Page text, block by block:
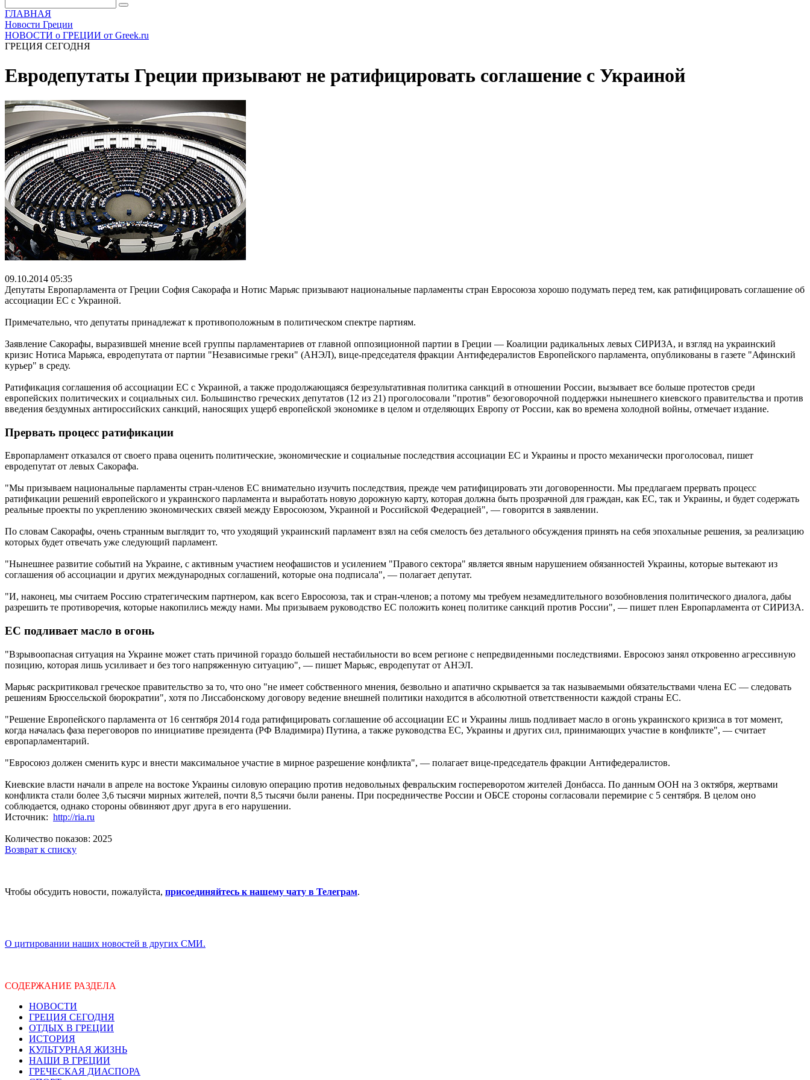
ГЛАВНАЯ
Новости Греции
НОВОСТИ о ГРЕЦИИ от Greek.ru
ГРЕЦИЯ СЕГОДНЯ
Евродепутаты Греции призывают не ратифицировать соглашение с Украиной
09.10.2014 05:35
Депутаты Европарламента от Греции София Сакорафа и Нотис Марьяс призывают национальные парламенты стран Евросоюза хорошо подумать перед тем, как ратифицировать соглашение об
ассоциации ЕС с Украиной.
Примечательно, что депутаты принадлежат к противоположным в политическом спектре партиям.
Заявление Сакорафы, выразившей мнение всей группы парламентариев от главной оппозиционной партии в Греции — Коалиции радикальных левых СИРИЗА, и взгляд на украинский
кризис Нотиса Марьяса, евродепутата от партии "Независимые греки" (АНЭЛ), вице-председателя фракции Антифедералистов Европейского парламента, опубликованы в газете "Афинский
курьер" в среду.
Ратификация соглашения об ассоциации ЕС с Украиной, а также продолжающаяся безрезультативная политика санкций в отношении России, вызывает все больше протестов среди
европейских политических и социальных сил. Большинство греческих депутатов (12 из 21) проголосовали "против" безоговорочной поддержки нынешнего киевского правительства и против
введения бездумных антироссийских санкций, наносящих ущерб европейской экономике в целом и отделяющих Европу от России, как во времена холодной войны, отмечает издание.
Прервать процесс ратификации
Европарламент отказался от своего права оценить политические, экономические и социальные последствия ассоциации ЕС и Украины и просто механически проголосовал, пишет
евродепутат от левых Сакорафа.
"Мы призываем национальные парламенты стран-членов ЕС внимательно изучить последствия, прежде чем ратифицировать эти договоренности. Мы предлагаем прервать процесс
ратификации решений европейского и украинского парламента и выработать новую дорожную карту, которая должна быть прозрачной для граждан, как ЕС, так и Украины, и будет содержать
реальные проекты по укреплению экономических связей между Евросоюзом, Украиной и Российской Федерацией", — говорится в заявлении.
По словам Сакорафы, очень странным выглядит то, что уходящий украинский парламент взял на себя смелость без детального обсуждения принять на себя эпохальные решения, за реализацию
которых будет отвечать уже следующий парламент.
"Нынешнее развитие событий на Украине, с активным участием неофашистов и усилением "Правого сектора" является явным нарушением обязанностей Украины, которые вытекают из
соглашения об ассоциации и других международных соглашений, которые она подписала", — полагает депутат.
"И, наконец, мы считаем Россию стратегическим партнером, как всего Евросоюза, так и стран-членов; а потому мы требуем незамедлительного возобновления политического диалога, дабы
разрешить те противоречия, которые накопились между нами. Мы призываем руководство ЕС положить конец политике санкций против России", — пишет плен Европарламента от СИРИЗА.
ЕС подливает масло в огонь
"Взрывоопасная ситуация на Украине может стать причиной гораздо большей нестабильности во всем регионе с непредвиденными последствиями. Евросоюз занял откровенно агрессивную
позицию, которая лишь усиливает и без того напряженную ситуацию", — пишет Марьяс, евродепутат от АНЭЛ.
Марьяс раскритиковал греческое правительство за то, что оно "не имеет собственного мнения, безвольно и апатично скрывается за так называемыми обязательствами члена ЕС — следовать
решениям Брюссельской бюрократии", хотя по Лиссабонскому договору ведение внешней политики находится в абсолютной ответственности каждой страны ЕС.
"Решение Европейского парламента от 16 сентября 2014 года ратифицировать соглашение об ассоциации ЕС и Украины лишь подливает масло в огонь украинского кризиса в тот момент,
когда началась фаза переговоров по инициативе президента (РФ Владимира) Путина, а также руководства ЕС, Украины и других сил, принимающих участие в конфликте", — считает
европарламентарий.
"Евросоюз должен сменить курс и внести максимальное участие в мирное разрешение конфликта", — полагает вице-председатель фракции Антифедералистов.
Киевские власти начали в апреле на востоке Украины силовую операцию против недовольных февральским госпереворотом жителей Донбасса. По данным ООН на 3 октября, жертвами
конфликта стали более 3,6 тысячи мирных жителей, почти 8,5 тысячи были ранены. При посредничестве России и ОБСЕ стороны согласовали перемирие с 5 сентября. В целом оно
соблюдается, однако стороны обвиняют друг друга в его нарушении.
Источник: http://ria.ru
Количество показов: 2025
Возврат к списку
Чтобы обсудить новости, пожалуйста, присоединяйтесь к нашему чату в Телеграм.
О цитировании наших новостей в других СМИ.
СОДЕРЖАНИЕ РАЗДЕЛА
НОВОСТИ
ГРЕЦИЯ СЕГОДНЯ
ОТДЫХ В ГРЕЦИИ
ИСТОРИЯ
КУЛЬТУРНАЯ ЖИЗНЬ
НАШИ В ГРЕЦИИ
ГРЕЧЕСКАЯ ДИАСПОРА